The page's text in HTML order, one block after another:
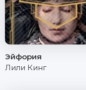
Эйфория
Лили Кинг